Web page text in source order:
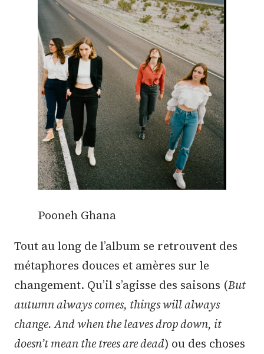
Pooneh Ghana
Tout au long de l’album se retrouvent des
métaphores douces et amères sur le
changement. Qu’il s’agisse des saisons (But
autumn always comes, things will always
change. And when the leaves drop down, it
doesn’t mean the trees are dead) ou des choses